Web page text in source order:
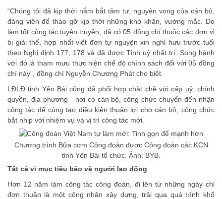
“Chúng tôi đã kịp thời nắm bắt tâm tư, nguyện vọng của cán bộ,
đảng viên để tháo gỡ kịp thời những khó khăn, vướng mắc. Do
làm tốt công tác tuyên truyền, đã có 05 đồng chí thuộc các đơn vị
bị giải thể, hợp nhất viết đơn tự nguyện xin nghỉ hưu trước tuổi
theo Nghị định 177, 178 và đã được Tỉnh uỷ nhất trí. Song hành
với đó là tham mưu thực hiện chế độ chính sách đối với 05 đồng
chí này”, đồng chí Nguyễn Chương Phát cho biết.
LĐLĐ tỉnh Yên Bái cũng đã phối hợp chặt chẽ với cấp uỷ, chính
quyền, địa phương - nơi có cán bộ, công chức chuyển đến nhận
công tác để cùng tạo điều kiện thuận lợi cho cán bộ, công chức
bắt nhịp với nhiệm vụ và vị trí công tác mới.
Chương trình Bữa cơm Công đoàn được Công đoàn các KCN
tỉnh Yên Bái tổ chức. Ảnh: BYB.
Tất cả vì mục tiêu bảo vệ người lao động
Hơn 12 năm làm công tác công đoàn, đi lên từ những ngày chỉ
đơn thuần là một công nhân xây dựng, trải qua quá trình khổ